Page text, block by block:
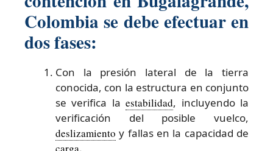
Colombia se debe efectuar en
dos fases:
Con la presión lateral de la tierra
conocida, con la estructura en conjunto
se verifica laestabilidad, incluyendo la
verificación del posible vuelco,
deslizamiento y fallas en la capacidad de